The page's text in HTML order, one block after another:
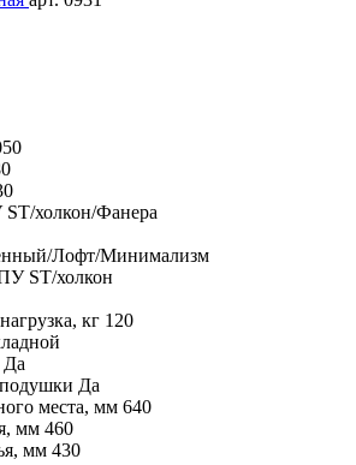
холкон/Фанера
Лофт/Минимализм
ST/холкон
кг 120
Да
Да
места, мм 640
мм 460
мм 430